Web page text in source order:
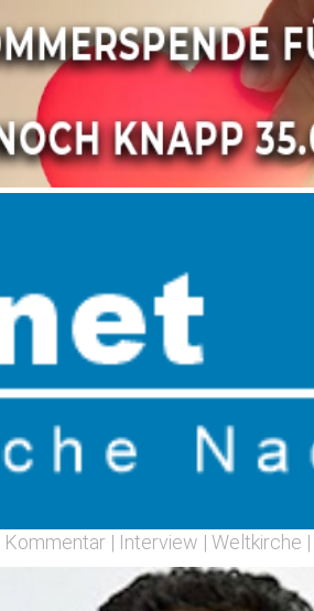
Kommentar | Interview | Weltkirche |